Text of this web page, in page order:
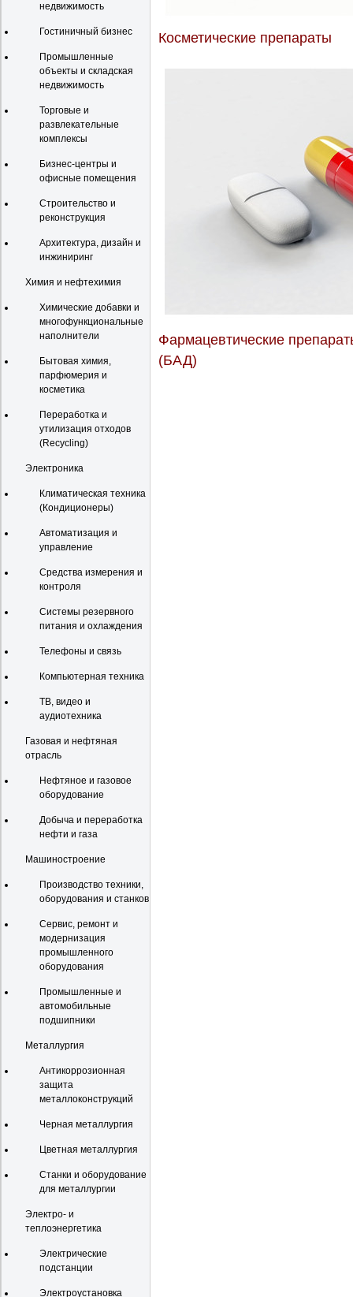
недвижимость
Гостиничный бизнес
Промышленные
объекты и складская
недвижимость
Торговые и
развлекательные
комплексы
Бизнес-центры и
офисные помещения
Строительство и
реконструкция
Архитектура, дизайн и
инжиниринг
Химия и нефтехимия
Химические добавки и
многофункциональные
наполнители
Бытовая химия,
парфюмерия и
косметика
Переработка и
утилизация отходов
(Recycling)
Электроника
Климатическая техника
(Кондиционеры)
Автоматизация и
управление
Средства измерения и
контроля
Системы резервного
питания и охлаждения
Телефоны и связь
Компьютерная техника
ТВ, видео и
аудиотехника
Газовая и нефтяная
отрасль
Нефтяное и газовое
оборудование
Добыча и переработка
нефти и газа
Машиностроение
Производство техники,
оборудования и станков
Сервис, ремонт и
модернизация
промышленного
оборудования
Промышленные и
автомобильные
подшипники
Металлургия
Антикоррозионная
защита
металлоконструкций
Черная металлургия
Цветная металлургия
Станки и оборудование
для металлургии
Электро- и
теплоэнергетика
Электрические
подстанции
Электроустановка
Косметические препараты
Фармацевтические
(БАД)